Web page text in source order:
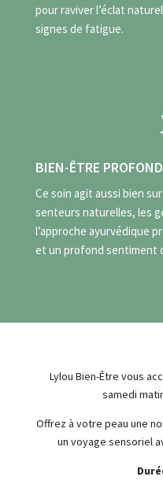
pour raviver l’éclat
signes de fatigue.
BIEN-ÊTRE PROFOND
Ce soin agit aussi bien
senteurs naturelles, les
l’approche ayurvédique
et un profond sentiment
Lylou Bien-Être vous
samedi
Offrez à votre peau une
un voyage sensoriel